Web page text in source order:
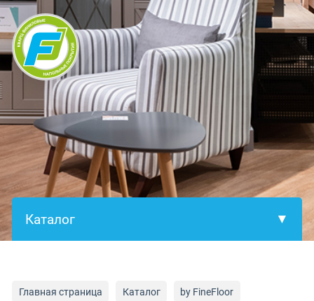
Главная страница Каталог by FineFloor
×